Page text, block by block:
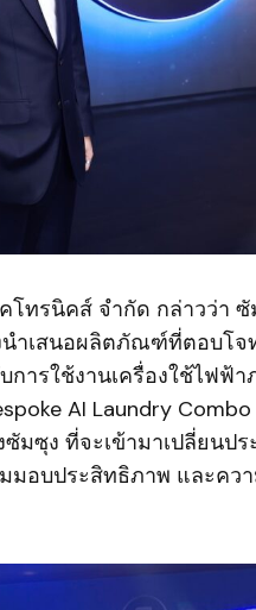
โทรนิคส์ จำกัด กล่าวว่า
ำเสนอผลิตภัณฑ์ที่ตอบโจ
ารใช้งานเครื่องใช้ไฟฟ้า
AI Laundry
มซุง ที่จะเข้ามาเปลี่ยนป
อบประสิทธิภาพ และคว